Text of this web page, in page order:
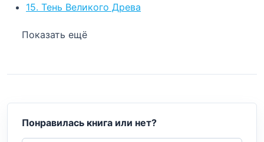
15. Тень Великого Древа
Показать ещё
Понравилась книга или нет?